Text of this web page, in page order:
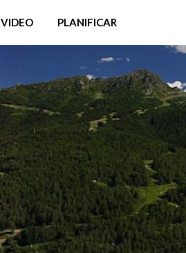
VIDEO PLANIFICAR